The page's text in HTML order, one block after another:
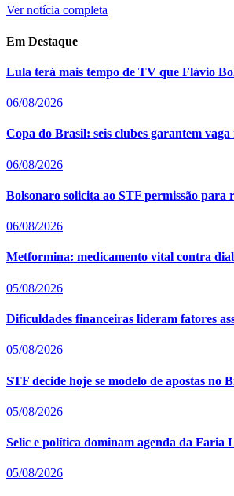
Ver notícia completa
Em Destaque
Lula terá mais tempo de TV que Flávio
06/08/2026
Copa do Brasil: seis clubes garantem
06/08/2026
Bolsonaro solicita ao STF permissão para
06/08/2026
Metformina: medicamento vital contra
05/08/2026
Dificuldades financeiras lideram fatores
05/08/2026
STF decide hoje se modelo de apostas no
05/08/2026
Selic e política dominam agenda da Faria
05/08/2026